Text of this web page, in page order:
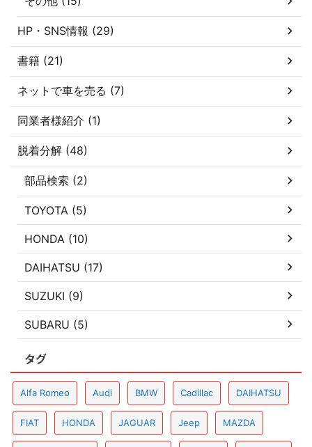
HP・SNS情報 (29)
書籍 (21)
ネットで車を売る (7)
同業者様紹介 (1)
脱着分解 (48)
部品検索 (2)
TOYOTA (5)
HONDA (10)
DAIHATSU (17)
SUZUKI (9)
SUBARU (5)
タグ
Alfa Romeo Audi BMW Cadillac DAIHATSU
FIAT HONDA JAGUAR Jeep MAZDA